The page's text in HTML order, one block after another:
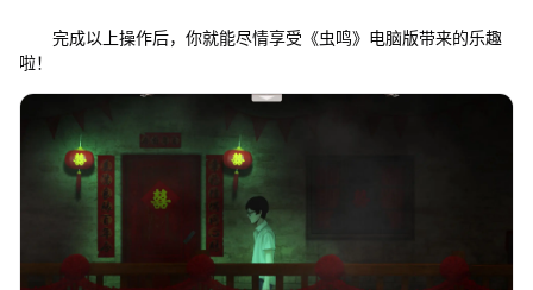
完成以上操作后，你就能尽情享受《虫鸣》电脑版带来的乐趣
啦！